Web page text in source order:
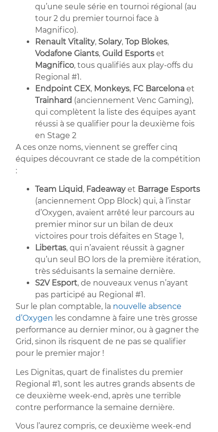
qu’une seule série en tournoi régional (au
tour 2 du premier tournoi face à
Magnifico).
Renault Vitality, Solary,Top Blokes,
Vodafone Giants,Guild Esports et
Magnifico, tous qualifiés aux play-offs du
Regional #1.
Endpoint CEX, Monkeys, FC Barcelona et
Trainhard (anciennement Venc Gaming),
qui complètent la liste des équipes ayant
réussi à se qualifier pour la deuxième fois
en Stage 2
A ces onze noms, viennent se greffer cinq
équipes découvrant ce stade de la compétition
:
Team Liquid, Fadeawayet Barrage Esports
(anciennement Opp Block) qui, à l’instar
d’Oxygen, avaient arrêté leur parcours au
premier minor sur un bilan de deux
victoires pour trois défaites en Stage 1,
Libertas, qui n’avaient réussit à gagner
qu’un seul BO lors de la première itération,
très séduisants la semaine dernière.
S2V Esport, de nouveaux venus n’ayant
pas participé au Regional #1.
Sur le plan comptable, la nouvelle absence
d’Oxygen les condamne à faire une très grosse
performance au dernier minor, ou à gagner the
Grid, sinon ils risquent de ne pas se qualifier
pour le premier major !
Les Dignitas, quart de finalistes du premier
Regional #1, sont les autres grands absents de
ce deuxième week-end, après une terrible
contre performance la semaine dernière.
Vous l’aurez compris, ce deuxième week-end